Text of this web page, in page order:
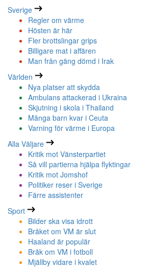
Sverige
Regler om värme
Hösten är här
Fler brottslingar grips
Billigare mat i affären
Man från gäng dömd i Irak
Världen
Nya platser att skydda
Ambulans attackerad i Ukraina
Skjutning i skola i Thailand
Många barn kvar i Ceuta
Varning för värme i Europa
Alla Väljare
Kritik mot Vänsterpartiet
Så vill partierna hjälpa flyktingar
Kritik mot Jomshof
Politiker reser i Sverige
Färre assistenter
Sport
Bilder ska visa idrott
Bråket om VM är slut
Haaland är populär
Bråk om VM i fotboll
Mjällby vidare i kvalet